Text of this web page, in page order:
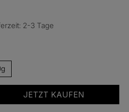
2-3 Tage
Gib den gewünschten
JETZT KAUFEN